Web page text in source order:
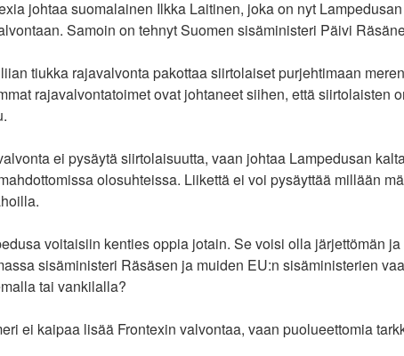
johtaa suomalainen Ilkka Laitinen, joka on nyt
Samoin on tehnyt Suomen sisäministeri Päivi
tiukka rajavalvonta pakottaa siirtolaiset purjehtimaan
rajavalvontatoimet ovat johtaneet siihen, että siirtolaisten
ei pysäytä siirtolaisuutta, vaan johtaa Lampedusan
olosuhteissa. Liikettä ei voi pysäyttää millään
voitaisiin kenties oppia jotain. Se voisi olla järjettömän
sisäministeri Räsäsen ja muiden EU:n sisäministerien
tai vankilalla?
ei kaipaa lisää Frontexin valvontaa, vaan puolueettomia